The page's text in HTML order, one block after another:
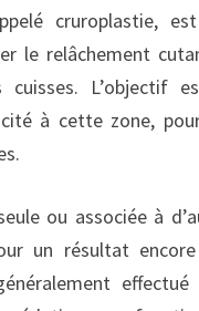
cruroplastie,
le relâchement
L’objectif
à cette zone,
ou associée à
un résultat
effectué